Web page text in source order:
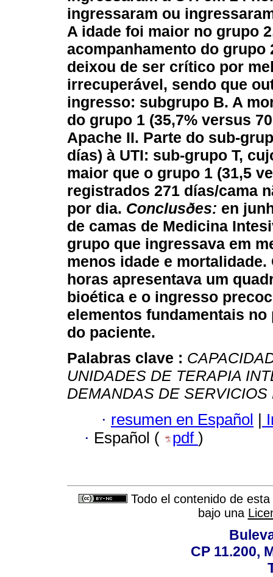
ingressaram ou
A idade foi maior no grupo
acompanhamento do
deixou de ser crítico por
irrecuperável, sendo que
ingresso: subgrupo B. A
do grupo 1 (35,7% versus
Apache II. Parte do sub-
días) à UTI: sub-grupo T,
maior que o grupo 1 (31,5
registrados 271 días/cama
por dia. Conclusðes: en
de camas de Medicina
grupo que ingressava em
menos idade e
horas apresentava um
bioética e o ingresso
elementos fundamentais
do paciente.
Palabras clave :
UNIDADES DE TERAPIA
DEMANDAS DE SERVICIOS
· resumen en Español |
· Español ( pdf )
Todo el contenido de
bajo una
CP 11.200,